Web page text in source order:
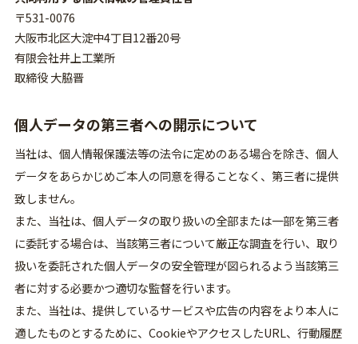
〒531-0076
大阪市北区大淀中4丁目12番20号
有限会社井上工業所
取締役 大脇晋
個人データの第三者への開示について
当社は、個人情報保護法等の法令に定めのある場合を除き、個人
データをあらかじめご本人の同意を得ることなく、第三者に提供
致しません。
また、当社は、個人データの取り扱いの全部または一部を第三者
に委託する場合は、当該第三者について厳正な調査を行い、取り
扱いを委託された個人データの安全管理が図られるよう当該第三
者に対する必要かつ適切な監督を行います。
また、当社は、提供しているサービスや広告の内容をより本人に
適したものとするために、CookieやアクセスしたURL、行動履歴